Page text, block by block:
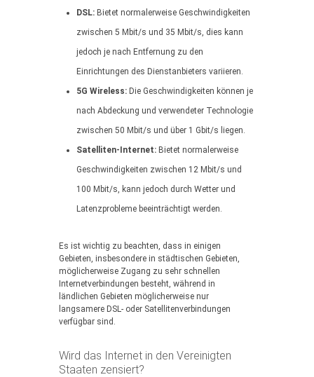
DSL: Bietet normalerweise Geschwindigkeiten
zwischen 5 Mbit/s und 35 Mbit/s, dies kann
jedoch je nach Entfernung zu den
Einrichtungen des Dienstanbieters variieren.
5G Wireless: Die Geschwindigkeiten können je
nach Abdeckung und verwendeter Technologie
zwischen 50 Mbit/s und über 1 Gbit/s liegen.
Satelliten-Internet: Bietet normalerweise
Geschwindigkeiten zwischen 12 Mbit/s und
100 Mbit/s, kann jedoch durch Wetter und
Latenzprobleme beeinträchtigt werden.
Es ist wichtig zu beachten, dass in einigen
Gebieten, insbesondere in städtischen Gebieten,
möglicherweise Zugang zu sehr schnellen
Internetverbindungen besteht, während in
ländlichen Gebieten möglicherweise nur
langsamere DSL- oder Satellitenverbindungen
verfügbar sind.
Wird das Internet in den Vereinigten
Staaten zensiert?